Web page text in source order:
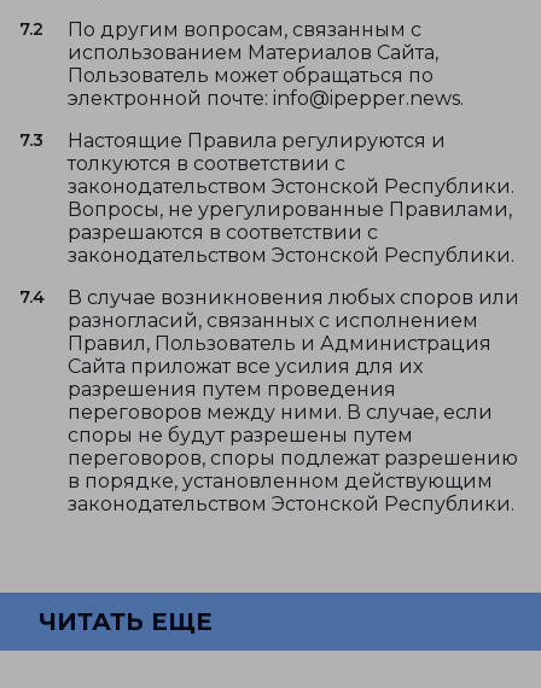
7.2
По другим вопросам, связанным с
использованием Материалов Сайта,
Пользователь может обращаться по
электронной почте: info@ipepper.news.
7.3
Настоящие Правила регулируются и
толкуются в соответствии с
законодательством Эстонской Республики.
Вопросы, не урегулированные Правилами,
разрешаются в соответствии с
законодательством Эстонской Республики.
7.4
В случае возникновения любых споров или
разногласий, связанных с исполнением
Правил, Пользователь и Администрация
Сайта приложат все усилия для их
разрешения путем проведения
переговоров между ними. В случае, если
споры не будут разрешены путем
переговоров, споры подлежат разрешению
в порядке, установленном действующим
законодательством Эстонской Республики.
ЧИТАТЬ ЕЩЕ